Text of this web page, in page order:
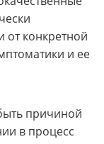
от конкретной
и ее
причиной
в процесс